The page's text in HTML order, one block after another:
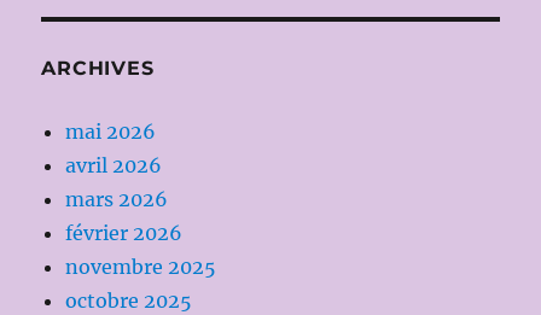
ARCHIVES
mai 2026
avril 2026
mars 2026
février 2026
novembre 2025
octobre 2025